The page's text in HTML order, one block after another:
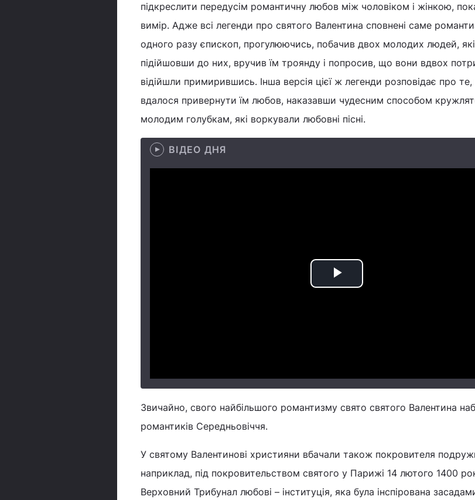
підкреслити передусім романтичну любов між чоловіком і жінкою,
вимір. Адже всі легенди про святого Валентина сповнені саме
одного разу єпископ, прогулюючись, побачив двох молодих людей, які
підійшовши до них, вручив їм троянду і попросив, що вони вдвох
відійшли примирившись. Інша версія цієї ж легенди розповідає про
вдалося привернути їм любов, наказавши чудесним способом
молодим голубкам, які воркували любовні пісні.
ВІДЕО ДНЯ
Play
Звичайно, свого найбільшого романтизму свято святого Валентина
романтиків Середньовіччя.
У святому Валентинові християни вбачали також покровителя
наприклад, під покровительством святого у Парижі 14 лютого 1400
Верховний Трибунал любові – інституція, яка була інспірована